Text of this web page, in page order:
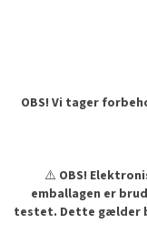
OBS! Vi tager
⚠️ OBS!
emballagen er
testet. Dette gælder